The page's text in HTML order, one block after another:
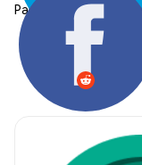
Partager: